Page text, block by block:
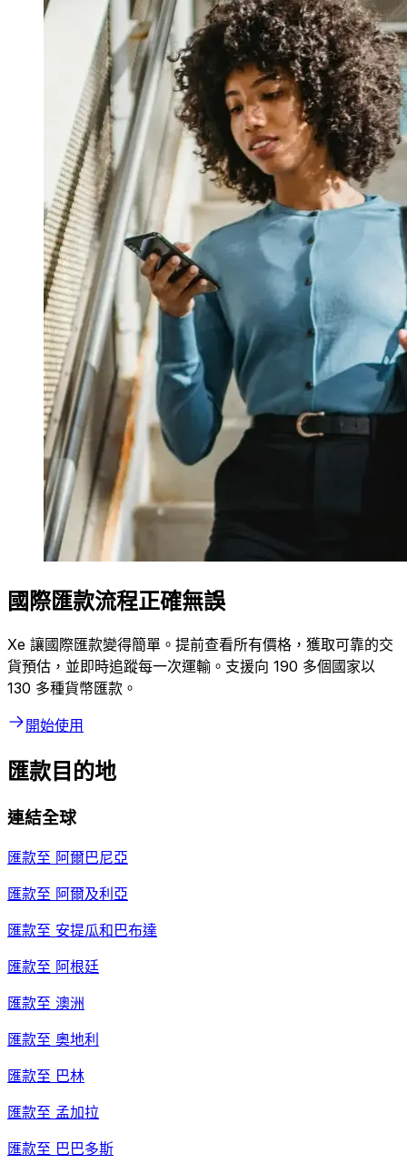
國際匯款流程正確無誤
Xe 讓國際匯款變得簡單。提前查看所有價格，獲取可靠的交
貨預估，並即時追蹤每一次運輸。支援向 190 多個國家以
130 多種貨幣匯款。
開始使用
匯款目的地
連結全球
匯款至 阿爾巴尼亞
匯款至 阿爾及利亞
匯款至 安提瓜和巴布達
匯款至 阿根廷
匯款至 澳洲
匯款至 奧地利
匯款至 巴林
匯款至 孟加拉
匯款至 巴巴多斯